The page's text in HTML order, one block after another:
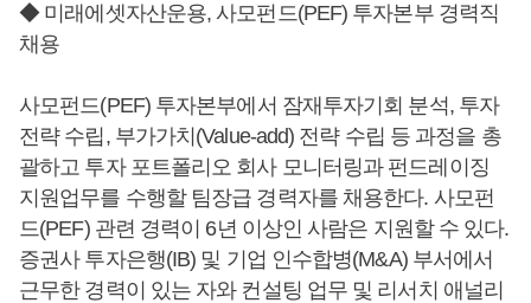
◆ 미래에셋자산운용, 사모펀드(PEF) 투자본부 경력직
채용
사모펀드(PEF) 투자본부에서 잠재투자기회 분석, 투자
전략 수립, 부가가치(Value-add) 전략 수립 등 과정을 총
괄하고 투자 포트폴리오 회사 모니터링과 펀드레이징
지원업무를 수행할 팀장급 경력자를 채용한다. 사모펀
드(PEF) 관련 경력이 6년 이상인 사람은 지원할 수 있다.
증권사 투자은행(IB) 및 기업 인수합병(M&A) 부서에서
근무한 경력이 있는 자와 컨설팅 업무 및 리서치 애널리